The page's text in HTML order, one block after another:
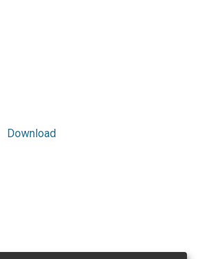
Download